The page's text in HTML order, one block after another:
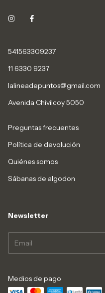
541563309237
11 6330 9237
lalineadepuntos@gmail.com
Avenida Chivilcoy 5050
Preguntas frecuentes
Política de devolución
Quiénes somos
Sábanas de algodon
Newsletter
Medios de pago